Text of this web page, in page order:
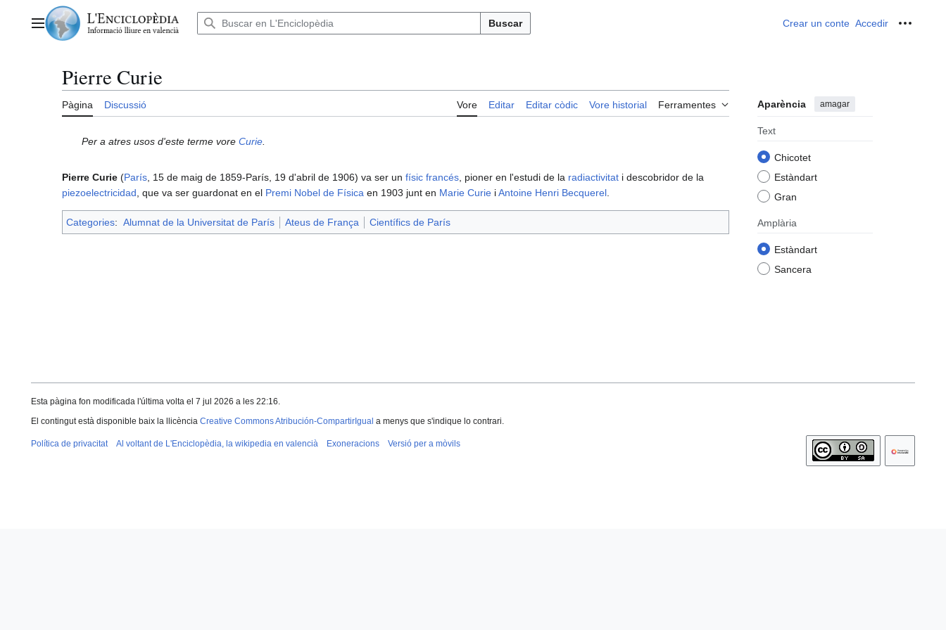
contingutMenú principal Buscar Crear un conte Accedir
Pierre Curie
Pàgina Discussió Vore Editar Editar còdic Vore historial Ferramentes Aparència amagar
Text
Chicotet
Estàndart
Gran
Amplària
Estàndart
Sancera
Per a atres usos d'este terme vore Curie
Pierre Curie (París , 15 de maig de 1859-París, 19 d'abril de 1906) va ser un físic francés , pioner en l'estudi de la radiactivitat i descobridor de la
piezoelectricidad , que va ser guardonat en el Premi Nobel de Física en 1903 junt en Marie Curie iAntoine Henri Becquerel
Categories: Alumnat de la Universitat de París Ateus de França Científics de París
Esta pàgina fon modificada l'última volta el 7 jul 2026 a les 22:16.
El contingut està disponible baix la llicència Creative Commons Atribución-CompartirIgual a menys que s'indique lo contrari.
Política de privacitat Al voltant de L'Enciclopèdia, la wikipedia en valencià Exoneracions Versió per a mòvils